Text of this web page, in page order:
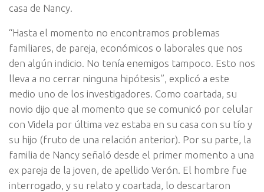
casa de Nancy.
“Hasta el momento no encontramos problemas
familiares, de pareja, económicos o laborales que nos
den algún indicio. No tenía enemigos tampoco. Esto nos
lleva a no cerrar ninguna hipótesis”, explicó a este
medio uno de los investigadores. Como coartada, su
novio dijo que al momento que se comunicó por celular
con Videla por última vez estaba en su casa con su tío y
su hijo (fruto de una relación anterior). Por su parte, la
familia de Nancy señaló desde el primer momento a una
ex pareja de la joven, de apellido Verón. El hombre fue
interrogado, y su relato y coartada, lo descartaron